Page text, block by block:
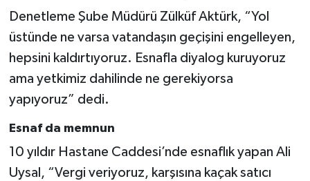
Denetleme Şube Müdürü Zülküf Aktürk, “Yol
üstünde ne varsa vatandaşın geçişini engelleyen,
hepsini kaldırtıyoruz. Esnafla diyalog kuruyoruz
ama yetkimiz dahilinde ne gerekiyorsa
yapıyoruz” dedi.
Esnaf da memnun
10 yıldır Hastane Caddesi’nde esnaflık yapan Ali
Uysal, “Vergi veriyoruz, karşısına kaçak satıcı